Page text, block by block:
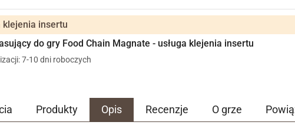
klejenia insertu
do gry Food Chain Magnate - usługa klejenia insertu
7-10 dni roboczych
Produkty Opis Recenzje O grze